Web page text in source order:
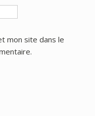
mon site dans le